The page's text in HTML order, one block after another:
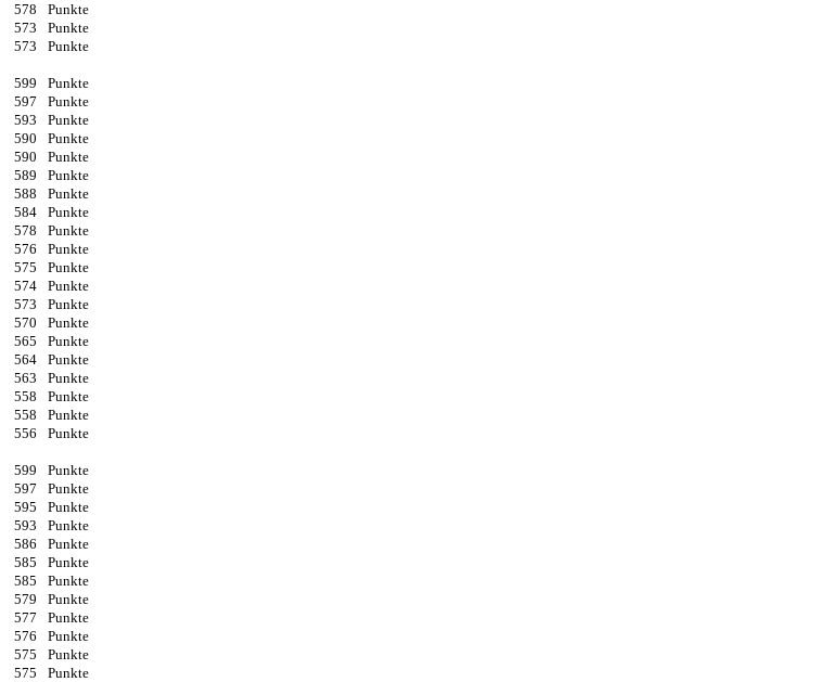
578
Punkte
573
Punkte
573 Punkte
599
Punkte
597
Punkte
593
Punkte
590
Punkte
590
Punkte
589
Punkte
588
Punkte
584
Punkte
578
Punkte
576
Punkte
575
Punkte
574
Punkte
573
Punkte
570
Punkte
565
Punkte
564
Punkte
563
Punkte
558
Punkte
558
Punkte
556 Punkte
599
Punkte
597
Punkte
595
Punkte
593
Punkte
586
Punkte
585
Punkte
585
Punkte
579
Punkte
577
Punkte
576
Punkte
575
Punkte
575
Punkte